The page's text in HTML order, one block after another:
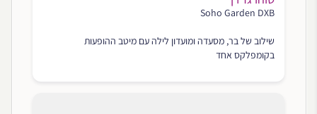
Soho Garden DXB
שילוב של בר, מסעדה ומועדון לילה עם מיטב ההופעות
בקומפלקס אחד